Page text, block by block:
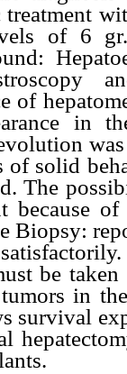
of 6
of
in
of solid
The
because
Biopsy:
be
in
survival